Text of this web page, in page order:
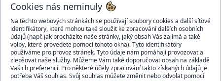
Cookies nás neminuly
Na těchto webových stránkách se používají soubory cookies a další síťové
identifikátory, které mohou také sloužit ke zpracování dalších osobních
údajů (např. jak procházíte naše stránky, jaký obsah Vás zajímá a také
volby, které provedete pomocí tohoto okna). Tyto identifikátory
používáme pro provoz stránek. Tyto údaje nám pomáhají provozovat a
zlepšovat naše služby. Můžeme Vám také doporučovat obsah na základě
Vašich preferencí. Pro některé účely zpracování takto získaných údajů je
potřeba Váš souhlas. Svůj souhlas můžete změnit nebo odvolat pomocí
DOPRAVCI